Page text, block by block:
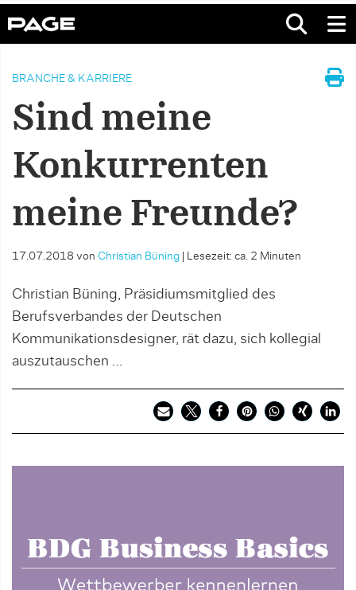
BRANCHE & KARRIERE
Sind meine
Konkurrenten
meine Freunde?
17.07.2018 von Christian Büning Lesezeit: ca. 2 Minuten
Christian Büning, Präsidiumsmitglied des
Berufsverbandes der Deutschen
Kommunikationsdesigner, rät dazu, sich kollegial
auszutauschen …